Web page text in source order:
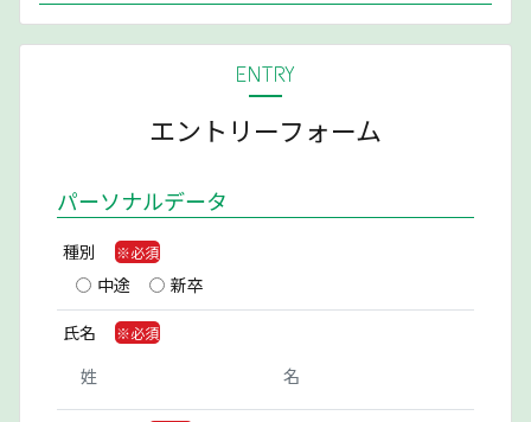
ENTRY
エントリーフォーム
パーソナルデータ
種別
中途
新卒
氏名